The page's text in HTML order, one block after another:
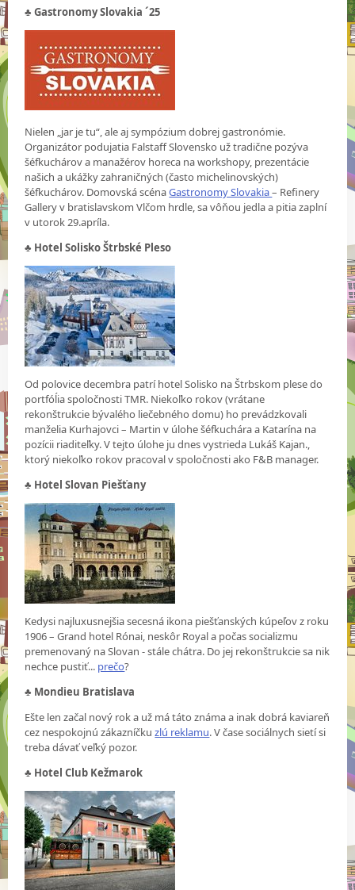
♣Gastronomy Slovakia ´25
Nielen „jar je tu“, ale aj sympózium dobrej gastronómie.
Organizátor podujatia Falstaff Slovensko už tradične pozýva
šéfkuchárov a manažérov horeca na workshopy, prezentácie
našich a ukážky zahraničných (často michelinovských)
šéfkuchárov. Domovská scénaGastronomy Slovakia– Refinery
Gallery v bratislavskom Vlčom hrdle, sa vôňou jedla a pitia zaplní
v utorok 29.apríla.
♣ Hotel Solisko Štrbské Pleso
Od polovice decembra patrí hotel Solisko na Štrbskom plese do
portfóĺia spoločnosti TMR. Niekoľko rokov (vrátane
rekonštrukcie bývalého liečebného domu) ho prevádzkovali
manželia Kurhajovci – Martin v úlohe šéfkuchára a Katarína na
pozícii riaditeľky. V tejto úlohe ju dnes vystrieda Lukáš Kajan.,
ktorý niekoľko rokov pracoval v spoločnosti ako F&B manager.
♣ Hotel Slovan Piešťany
Kedysi najluxusnejšia secesná ikona piešťanských kúpeľov z roku
1906 – Grand hotel Rónai, neskôr Royal a počas socializmu
premenovaný na Slovan - stále chátra. Do jej rekonštrukcie sa nik
nechce pustiť... prečo?
♣ Mondieu Bratislava
Ešte len začal nový rok a už má táto známa a inak dobrá kaviareň
cez nespokojnú zákazníčkuzlú reklamu. V čase sociálnych sietí si
treba dávať veľký pozor.
♣ Hotel Club Kežmarok